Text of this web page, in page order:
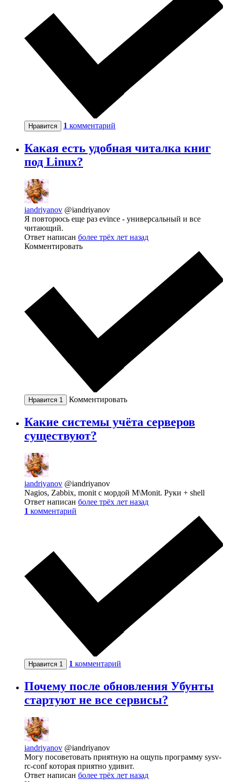
Нравится 1 комментарий
Какая есть удобная читалка книг
под Linux?
iandriyanov @iandriyanov
Я повторюсь еще раз evince - универсальный и все
читающий.
Ответ написан более трёх лет назад
Комментировать
Нравится 1 Комментировать
Какие системы учёта серверов
существуют?
iandriyanov @iandriyanov
Nagios, Zabbix, monit с мордой M\Monit. Руки + shell
Ответ написан более трёх лет назад
1 комментарий
Нравится 1 1 комментарий
Почему после обновления Убунты
стартуют не все сервисы?
iandriyanov @iandriyanov
Могу посоветовать приятную на ощупь программу sysv-
rc-conf которая приятно удивит.
Ответ написан более трёх лет назад